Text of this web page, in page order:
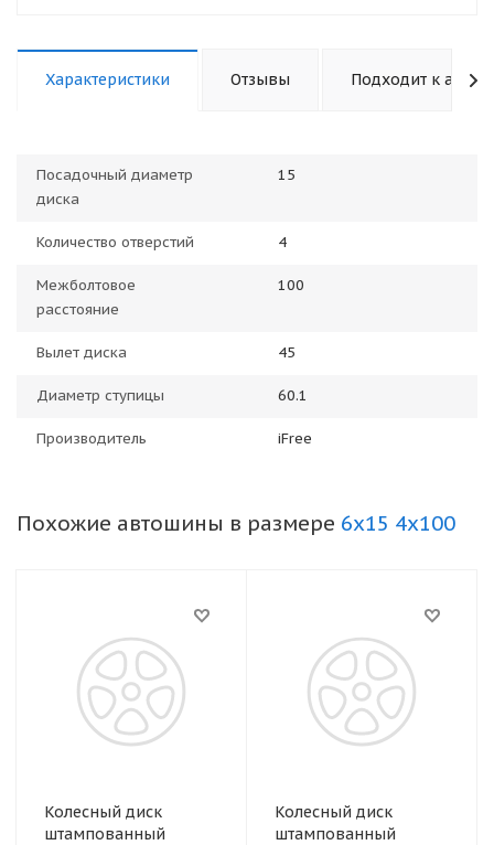
Характеристики Отзывы Подходит к авто
Посадочный диаметр
диска
15
Количество отверстий 4
Межболтовое
расстояние
100
Вылет диска 45
Диаметр ступицы 60.1
Производитель iFree
Похожие автошины в размере 6x15 4x100
Колесный диск
штампованный
Колесный диск
штампованный